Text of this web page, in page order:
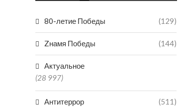
80-летие Победы (129)
Zнамя Победы (144)
Актуальное
(28 997)
Антитеррор (511)